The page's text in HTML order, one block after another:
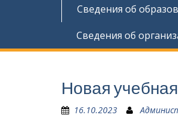
Сведения об
Сведения об
Новая
16.10.2023